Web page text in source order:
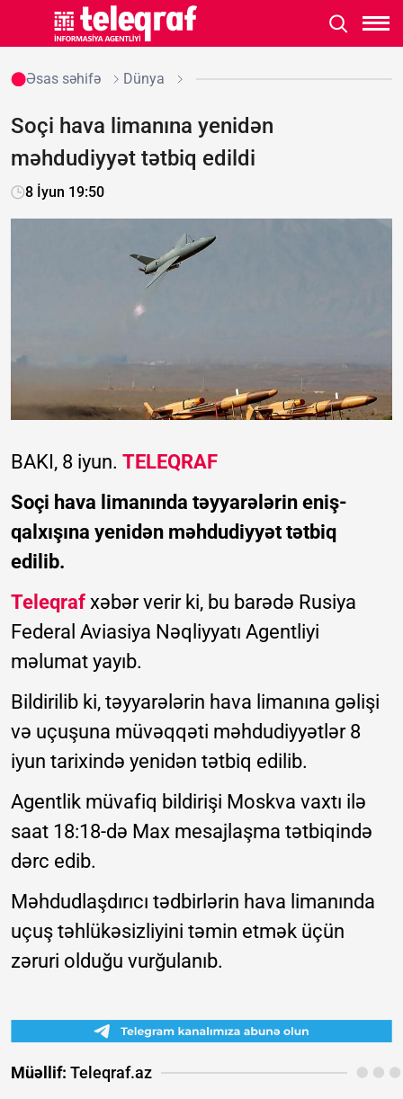
Əsas səhifə Dünya
Soçi hava limanına yenidən
məhdudiyyət tətbiq edildi
8 İyun 19:50
BAKI, 8 iyun. TELEQRAF
Soçi hava limanında təyyarələrin eniş-
qalxışına yenidən məhdudiyyət tətbiq
edilib.
Teleqraf xəbər verir ki, bu barədə Rusiya
Federal Aviasiya Nəqliyyatı Agentliyi
məlumat yayıb.
Bildirilib ki, təyyarələrin hava limanına gəlişi
və uçuşuna müvəqqəti məhdudiyyətlər 8
iyun tarixində yenidən tətbiq edilib.
Agentlik müvafiq bildirişi Moskva vaxtı ilə
saat 18:18-də Max mesajlaşma tətbiqində
dərc edib.
Məhdudlaşdırıcı tədbirlərin hava limanında
uçuş təhlükəsizliyini təmin etmək üçün
zəruri olduğu vurğulanıb.
Müəllif: Teleqraf.az